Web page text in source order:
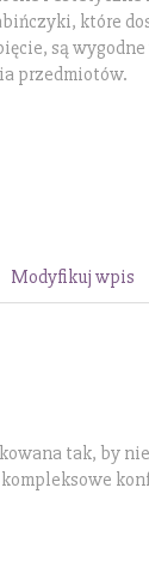
które
są
przedmiotów.
Modyfikuj wpis
tak, by
kompleksowe